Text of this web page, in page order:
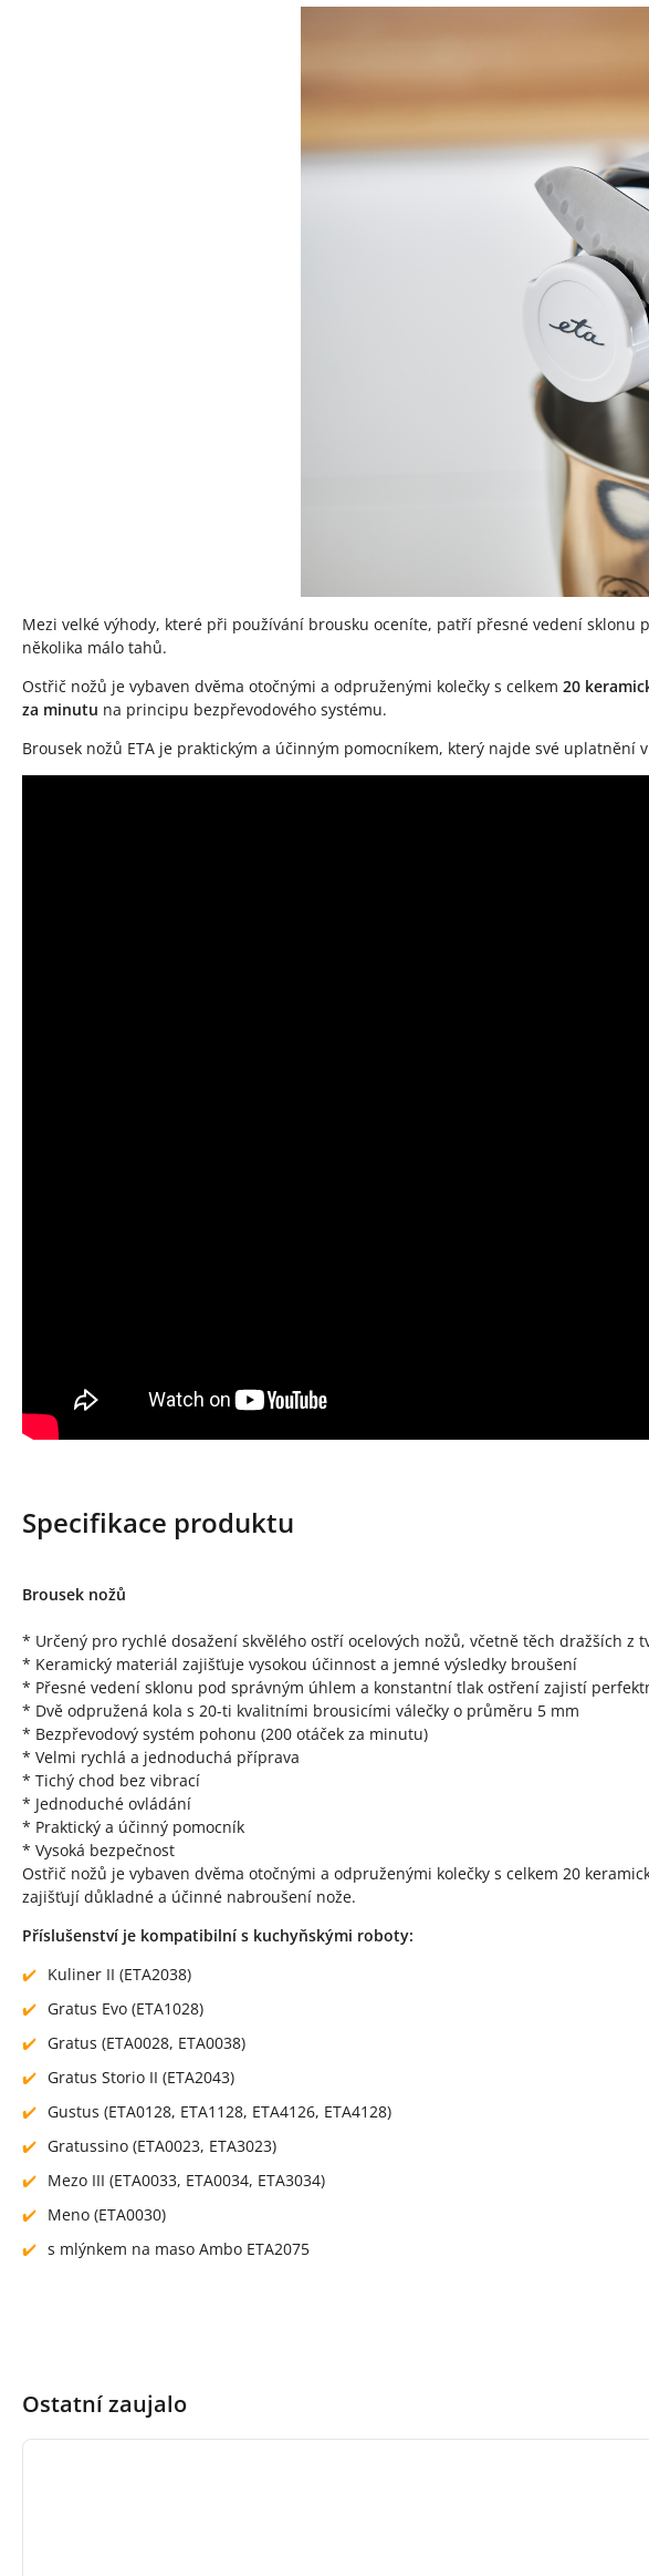
Mezi velké výhody, které při používání brousku oceníte, patří přesné vedení
několika málo tahů.
Ostřič nožů je vybaven dvěma otočnými a odpruženými kolečky s celkem 20
za minutu na principu bezpřevodového systému.
Brousek nožů ETA je praktickým a účinným pomocníkem, který najde své uplatnění
Specifikace produktu
Brousek nožů
* Určený pro rychlé dosažení skvělého ostří ocelových nožů, včetně těch dražších z
* Keramický materiál zajišťuje vysokou účinnost a jemné výsledky broušení
* Přesné vedení sklonu pod správným úhlem a konstantní tlak ostření zajistí
* Dvě odpružená kola s 20-ti kvalitními brousicími válečky o průměru 5 mm
* Bezpřevodový systém pohonu (200 otáček za minutu)
* Velmi rychlá a jednoduchá příprava
* Tichý chod bez vibrací
* Jednoduché ovládání
* Praktický a účinný pomocník
* Vysoká bezpečnost
Ostřič nožů je vybaven dvěma otočnými a odpruženými kolečky s celkem 20
zajišťují důkladné a účinné nabroušení nože.
Příslušenství je kompatibilní s kuchyňskými roboty:
Kuliner II (ETA2038)
Gratus Evo (ETA1028)
Gratus (ETA0028, ETA0038)
Gratus Storio II (ETA2043)
Gustus (ETA0128, ETA1128, ETA4126, ETA4128)
Gratussino (ETA0023, ETA3023)
Mezo III (ETA0033, ETA0034, ETA3034)
Meno (ETA0030)
s mlýnkem na maso Ambo ETA2075
Ostatní zaujalo